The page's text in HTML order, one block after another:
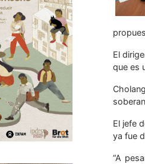
El
que es
El jefe
ya fue
“A